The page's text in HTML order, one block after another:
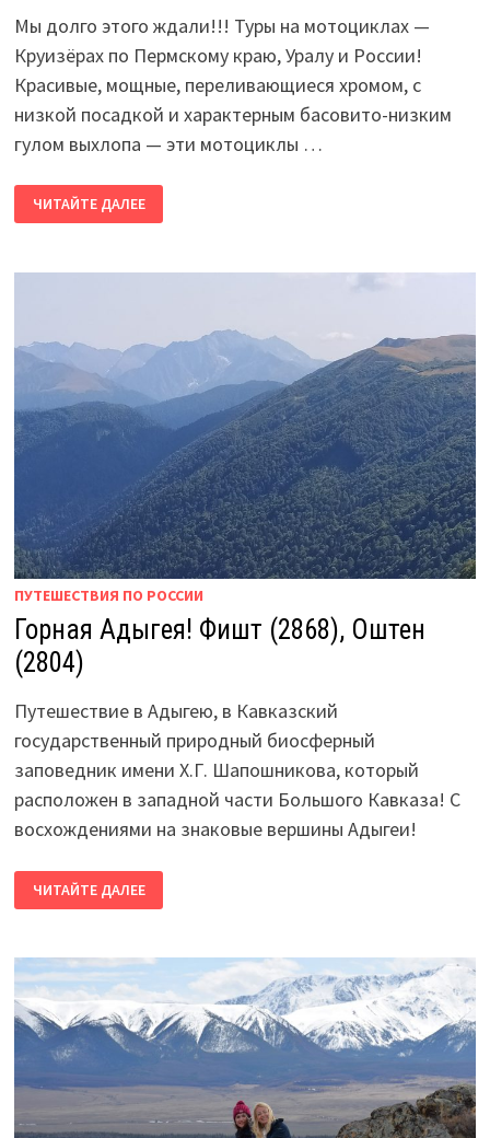
Мы долго этого ждали!!! Туры на мотоциклах —
Круизёрах по Пермскому краю, Уралу и России!
Красивые, мощные, переливающиеся хромом, с
низкой посадкой и характерным басовито-низким
гулом выхлопа — эти мотоциклы …
МОТО-
ТУР
НА
БАЙК-
ЧИТАЙТЕ ДАЛЕЕ
ПУТЕШЕСТВИЯ ПО РОССИИ
Горная Адыгея! Фишт (2868), Оштен
(2804)
Путешествие в Адыгею, в Кавказский
государственный природный биосферный
заповедник имени Х.Г. Шапошникова, который
расположен в западной части Большого Кавказа! С
восхождениями на знаковые вершины Адыгеи!
ГОРНАЯ
АДЫГЕЯ!
ФИШТ
(2804)
ЧИТАЙТЕ ДАЛЕЕ